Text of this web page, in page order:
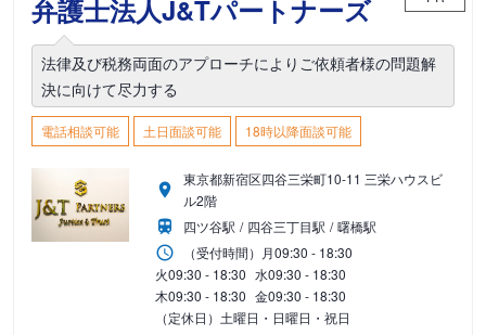
弁護士法人J&Tパートナーズ
法律及び税務両面のアプローチによりご依頼者様の問題解
決に向けて尽力する
電話相談可能 土日面談可能 18時以降面談可能
東京都新宿区四谷三栄町10-11 三栄ハウスビ
ル2階
四ツ谷駅
四谷三丁目駅
曙橋駅
（受付時間） 月09:30 - 18:30
火09:30 - 18:30 水09:30 - 18:30
木09:30 - 18:30 金09:30 - 18:30
（定休日）土曜日・日曜日・祝日